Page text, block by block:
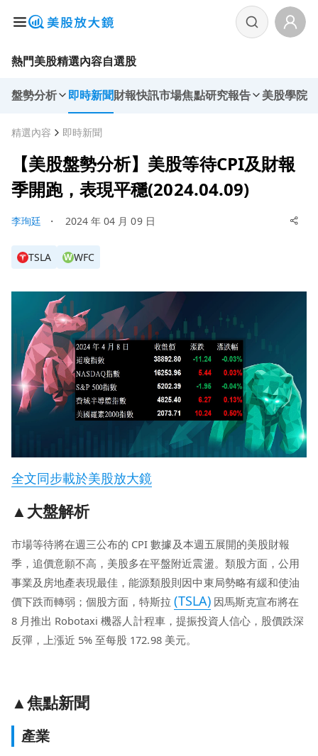
熱門美股精選內容自選股
盤勢分析 即時新聞財報快訊市場焦點研究報告 美股學院
精選內容 即時新聞
【美股盤勢分析】美股等待CPI及財報
季開跑，表現平穩(2024.04.09)
李珣廷 ・ 2024 年 04 月 09 日
TSLA WWFC
全文同步載於美股放大鏡
▲大盤解析
市場等待將在週三公布的 CPI 數據及本週五展開的美股財報
季，追價意願不高，美股多在平盤附近震盪。類股方面，公用
事業及房地產表現最佳，能源類股則因中東局勢略有緩和使油
價下跌而轉弱；個股方面，特斯拉(TSLA)因馬斯克宣布將在
8 月推出 Robotaxi 機器人計程車，提振投資人信心，股價跌深
反彈，上漲近 5% 至每股 172.98 美元。
▲焦點新聞
產業